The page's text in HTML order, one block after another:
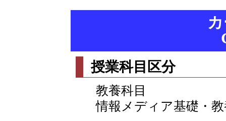
授業科目区分
教養科目
情報メディア基礎・